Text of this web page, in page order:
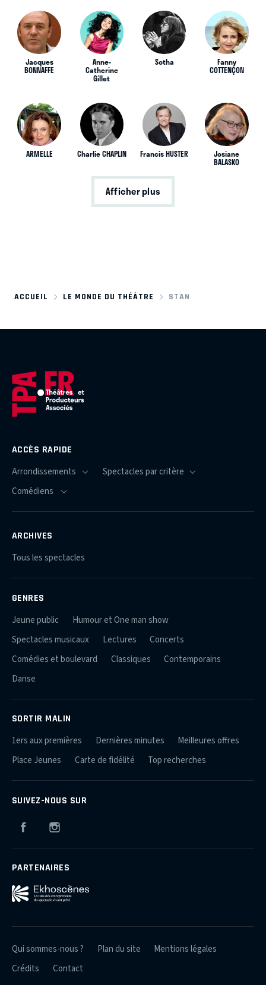
Jacques
BONNAFFE
Anne-
Catherine
Gillet
Sotha Fanny
COTTENÇON
ARMELLE Charlie CHAPLIN Francis HUSTER Josiane
BALASKO
Afficher plus
ACCUEIL LE MONDE DU THÉÂTRE STAN
ACCÈS RAPIDE
ARCHIVES
Tous les spectacles
GENRES
Jeune public
Humour et One man show
Spectacles musicaux
Lectures
Concerts
Comédies et boulevard
Classiques
Contemporains
Danse
SORTIR MALIN
1ers aux premières Dernières minutes
Meilleures offres
Place Jeunes
Carte de fidélité Top recherches
SUIVEZ-NOUS SUR
Facebook
PARTENAIRES
Qui sommes-nous ? Plan du site
Mentions légales
Crédits
Contact